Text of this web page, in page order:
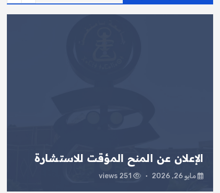
الإعلان عن المنح المؤقت للاستشارة
مايو 26, 2026